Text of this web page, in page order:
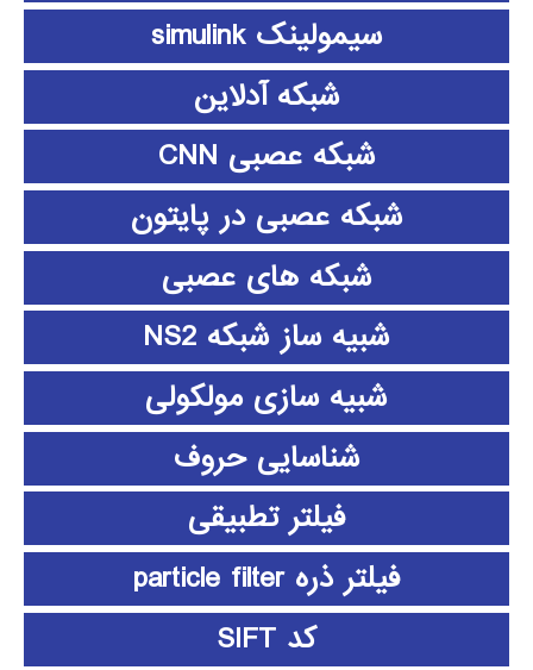
سیمولینک simulink
شبکه آدلاین
شبکه عصبی CNN
شبکه عصبی در پایتون
شبکه های عصبی
شبیه ساز شبکه NS2
شبیه سازی مولکولی
شناسایی حروف
فیلتر تطبیقی
فیلتر ذره particle filter
کد SIFT